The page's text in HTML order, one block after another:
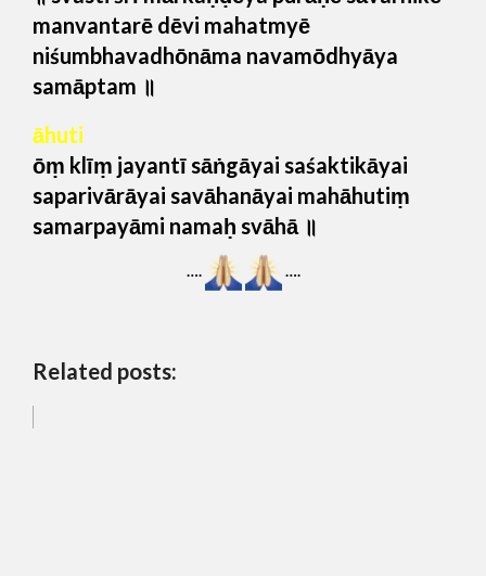
manvantarē dēvi mahatmyē
niśumbhavadhōnāma navamōdhyāya
samāptam ॥
āhuti
ōṃ klīṃ jayantī sāṅgāyai saśaktikāyai
saparivārāyai savāhanāyai mahāhutiṃ
samarpayāmi namaḥ svāhā ॥
…. ….
Related posts: